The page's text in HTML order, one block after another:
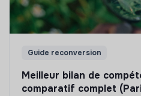
Guide reconversion
Meilleur bilan de
comparatif complet